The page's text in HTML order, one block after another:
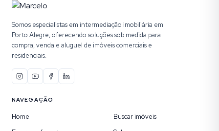
Somos especialistas em intermediação imobiliária em
Porto Alegre, oferecendo soluções sob medida para
compra, venda e aluguel de imóveis comerciais e
residenciais.
NAVEGAÇÃO
Home
Buscar imóveis